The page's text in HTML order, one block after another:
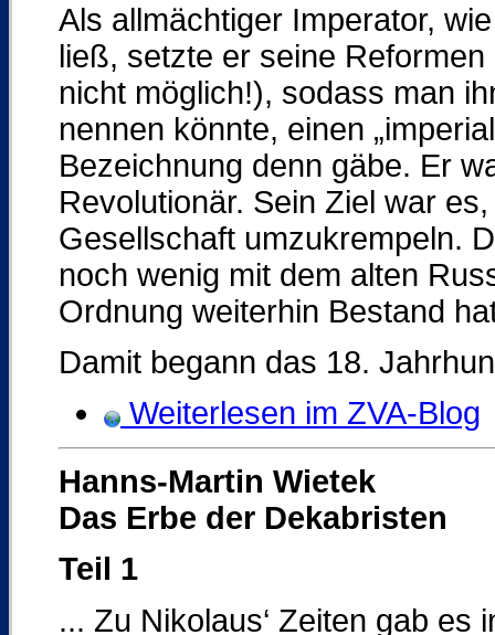
Als allmächtiger Imperator,
ließ, setzte er seine
nicht möglich!), sodass man
nennen könnte, einen
Bezeichnung denn gäbe. Er
Revolutionär. Sein Ziel war
Gesellschaft umzukrempeln.
noch wenig mit dem alten
Ordnung weiterhin Bestand
Damit begann das 18.
Weiterlesen im ZVA-Blog
Hanns-Martin Wietek
Das Erbe der Dekabristen
Teil 1
... Zu Nikolaus‘ Zeiten gab